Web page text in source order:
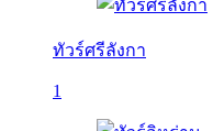
ทัวร์ศรีลังกา
1